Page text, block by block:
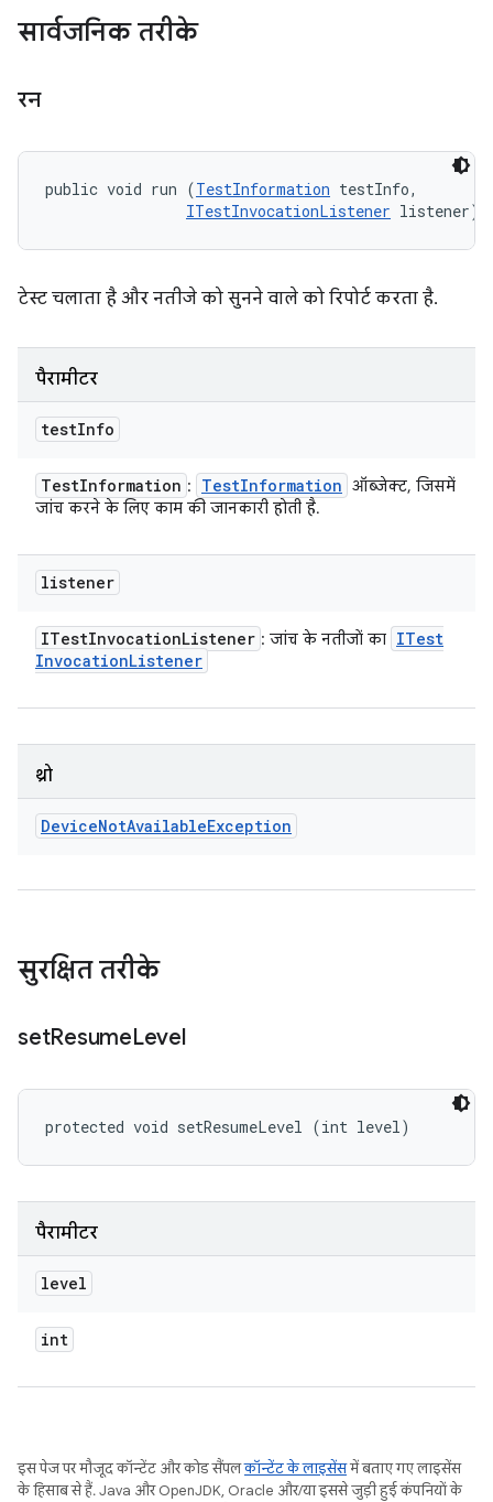
सार्वजनिक तरीके
रन
public void run (TestInformation testInfo,
ITestInvocationListener listener)
टेस्ट चलाता है और नतीजे को सुनने वाले को रिपोर्ट करता है.
पैरामीटर
testInfo
TestInformation : TestInformation ऑब्जेक्ट, जिसमें
जांच करने के लिए काम की जानकारी होती है.
listener
ITestInvocationListener : जांच के नतीजों का ITest
InvocationListener
थ्रो
DeviceNotAvailableException
सुरक्षित तरीके
setResumeLevel
protected void setResumeLevel (int level)
पैरामीटर
level
int
इस पेज पर मौजूद कॉन्टेंट और कोड सैंपलकॉन्टेंट के लाइसेंसमें बताए गए लाइसेंस
के हिसाब से हैं. Java और OpenJDK, Oracle और/या इससे जुड़ी हुई कंपनियों के